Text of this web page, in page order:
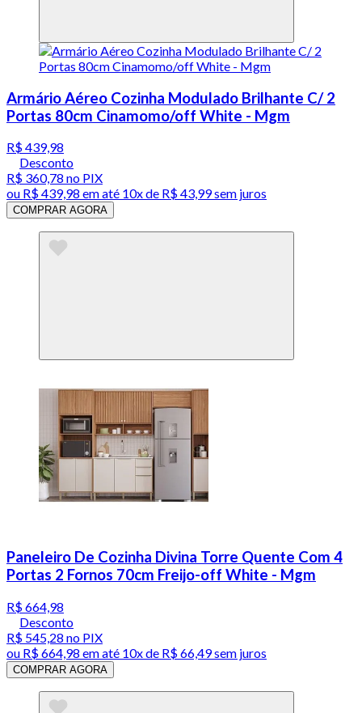
Armário Aéreo Cozinha Modulado Brilhante C/ 2
Portas 80cm Cinamomo/off White - Mgm
R$ 439,98
Desconto
R$ 360,78 no PIX
ou R$ 439,98 em até 10x de R$ 43,99 sem juros
COMPRAR AGORA
Paneleiro De Cozinha Divina Torre Quente Com 4
Portas 2 Fornos 70cm Freijo-off White - Mgm
R$ 664,98
Desconto
R$ 545,28 no PIX
ou R$ 664,98 em até 10x de R$ 66,49 sem juros
COMPRAR AGORA